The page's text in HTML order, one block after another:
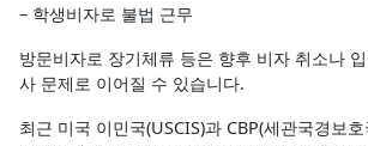
– 학생비자로 불법 근무
방문비자로 장기체류 등은 향후 비자 취소나
사 문제로 이어질 수 있습니다.
최근 미국 이민국(USCIS)과 CBP(세관국경보